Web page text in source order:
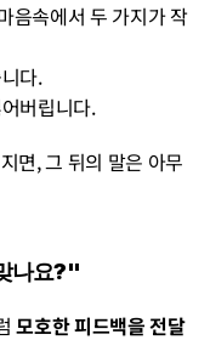
음속에서 두 가지가 작
다.
어버립니다.
면, 그 뒤의 말은 아무
나요?"
모호한 피드백을 전달